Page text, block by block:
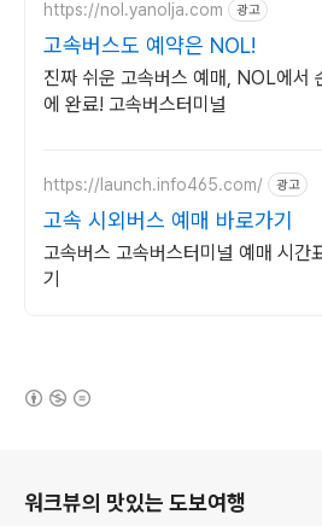
https://nol.yanolja.com 광고
고속버스도 예약은 NOL!
진짜 쉬운 고속버스 예매, NOL에서
에 완료! 고속버스터미널
https://launch.info465.com/ 광고
고속 시외버스 예매 바로가기
고속버스 고속버스터미널 예매 시간
기
워크뷰의 맛있는 도보여행